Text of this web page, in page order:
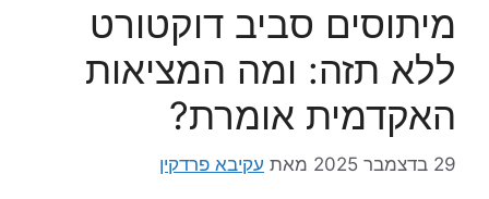
מיתוסים סביב דוקטורט
ללא תזה: ומה המציאות
האקדמית אומרת?
29 בדצמבר 2025 מאת עקיבא פרדקין